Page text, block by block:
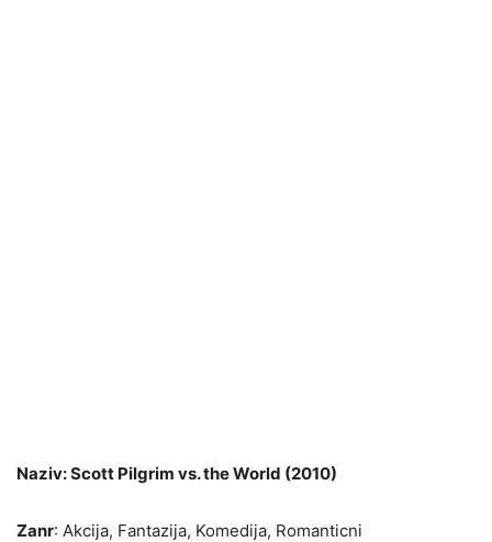
Naziv: Scott Pilgrim vs. the World (2010)
Zanr: Akcija, Fantazija, Komedija, Romanticni